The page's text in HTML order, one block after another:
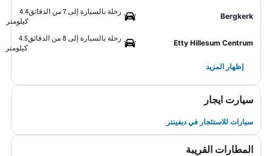
Bergkerk
رحلة بالسيارة إلى 7 من الدقائق
4.4
كيلومتر
Etty Hillesum Centrum
رحلة بالسيارة إلى 8 من الدقائق
4.5
كيلومتر
إظهار المزيد
سيارت ايجار
سيارات للاستئجار في ديفينتر
المطارات القريبة